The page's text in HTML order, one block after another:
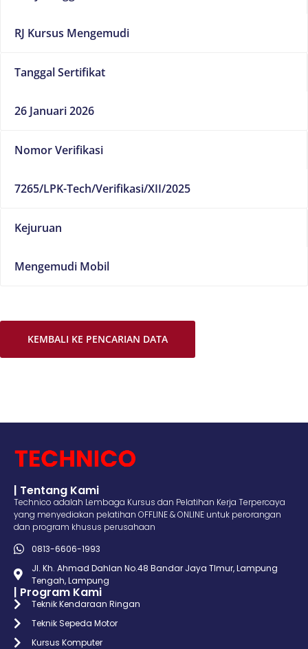
RJ Kursus Mengemudi
Tanggal Sertifikat
26 Januari 2026
Nomor Verifikasi
7265/LPK-Tech/Verifikasi/XII/2025
Kejuruan
Mengemudi Mobil
KEMBALI KE PENCARIAN DATA
| Tentang Kami
Technico adalah Lembaga Kursus dan Pelatihan Kerja Terpercaya
yang menyediakan pelatihan OFFLINE & ONLINE untuk perorangan
dan program khusus perusahaan
0813-6606-1993
Jl. Kh. Ahmad Dahlan No.48 Bandar Jaya TImur, Lampung
Tengah, Lampung
| Program Kami
Teknik Kendaraan Ringan
Teknik Sepeda Motor
Kursus Komputer